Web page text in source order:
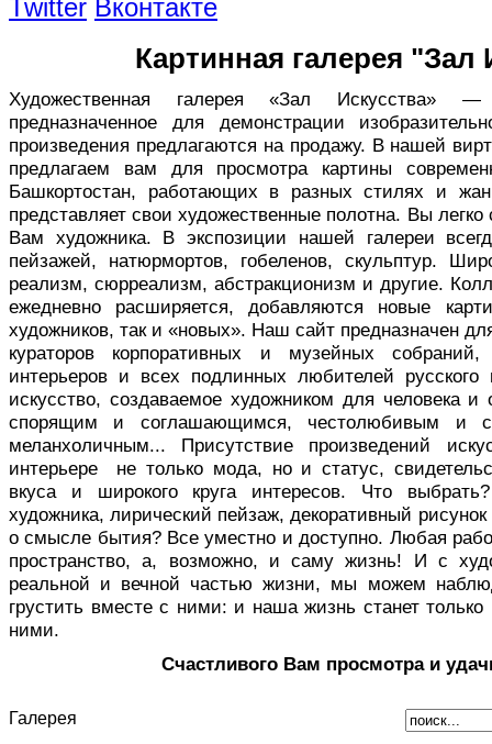
Twitter Вконтакте
Картинная галерея "Зал
Художественная галерея «Зал Искусства» —
предназначенное для демонстрации
произведения предлагаются на продажу. В нашей
предлагаем вам для просмотра картины
Башкортостан, работающих в разных стилях и
представляет свои художественные полотна. Вы
Вам художника. В экспозиции нашей галереи
пейзажей, натюрмортов, гобеленов, скульптур.
реализм, сюрреализм, абстракционизм и другие.
ежедневно расширяется, добавляются новые
художников, так и «новых». Наш сайт предназначен
кураторов корпоративных и музейных
интерьеров и всех подлинных любителей
искусство, создаваемое художником для человека и
спорящим и соглашающимся, честолюбивым и
меланхоличным... Присутствие произведений
интерьере не только мода, но и статус,
вкуса и широкого круга интересов. Что
художника, лирический пейзаж, декоративный
о смысле бытия? Все уместно и доступно. Любая
пространство, а, возможно, и саму жизнь! И с
реальной и вечной частью жизни, мы можем
грустить вместе с ними: и наша жизнь станет только
ними.
Счастливого Вам просмотра и
Галерея